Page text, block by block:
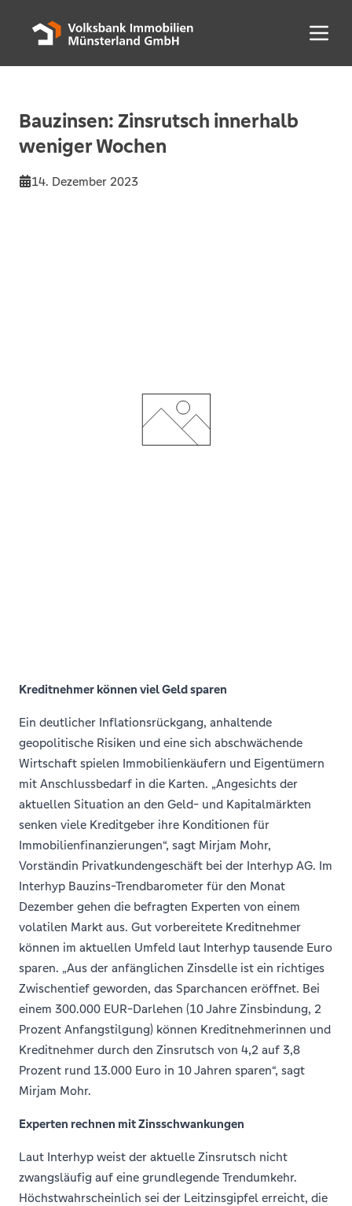
Menü
Bauzinsen: Zinsrutsch innerhalb
weniger Wochen
14. Dezember 2023
Kreditnehmer können viel Geld sparen
Ein deutlicher Inflationsrückgang, anhaltende
geopolitische Risiken und eine sich abschwächende
Wirtschaft spielen Immobilienkäufern und Eigentümern
mit Anschlussbedarf in die Karten. „Angesichts der
aktuellen Situation an den Geld- und Kapitalmärkten
senken viele Kreditgeber ihre Konditionen für
Immobilienfinanzierungen“, sagt Mirjam Mohr,
Vorständin Privatkundengeschäft bei der Interhyp AG. Im
Interhyp Bauzins-Trendbarometer für den Monat
Dezember gehen die befragten Experten von einem
volatilen Markt aus. Gut vorbereitete Kreditnehmer
können im aktuellen Umfeld laut Interhyp tausende Euro
sparen. „Aus der anfänglichen Zinsdelle ist ein richtiges
Zwischentief geworden, das Sparchancen eröffnet. Bei
einem 300.000 EUR-Darlehen (10 Jahre Zinsbindung, 2
Prozent Anfangstilgung) können Kreditnehmerinnen und
Kreditnehmer durch den Zinsrutsch von 4,2 auf 3,8
Prozent rund 13.000 Euro in 10 Jahren sparen“, sagt
Mirjam Mohr.
Experten rechnen mit Zinsschwankungen
Laut Interhyp weist der aktuelle Zinsrutsch nicht
zwangsläufig auf eine grundlegende Trendumkehr.
Höchstwahrscheinlich sei der Leitzinsgipfel erreicht, die